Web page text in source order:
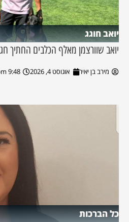
יואב חוגג
יואב שוורצמן מאלף הכלבים החתיך
מירב בן יאיר אוגוסט 4, 2026 9:48 pm
כל הברכות